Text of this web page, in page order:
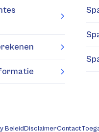
BeleidDisclaimerContact